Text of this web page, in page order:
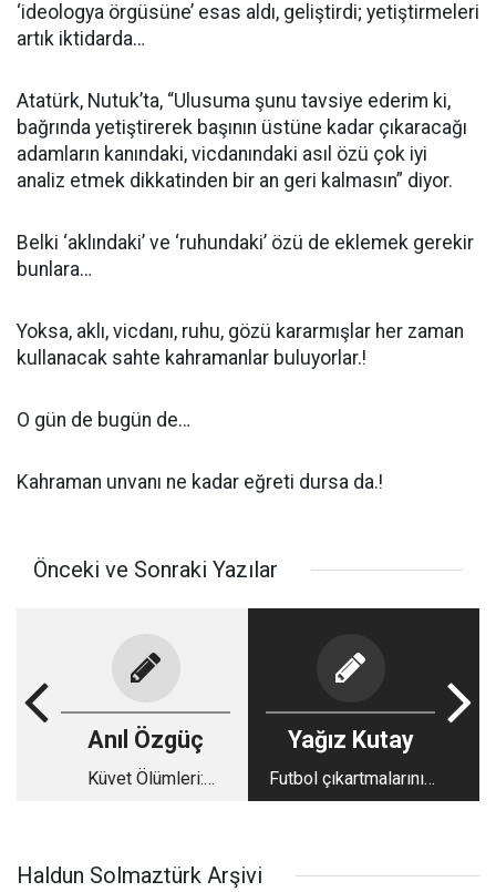
‘ideologya örgüsüne’ esas aldı, geliştirdi; yetiştirmeleri
artık iktidarda…
Atatürk, Nutuk’ta, “Ulusuma şunu tavsiye ederim ki,
bağrında yetiştirerek başının üstüne kadar çıkaracağı
adamların kanındaki, vicdanındaki asıl özü çok iyi
analiz etmek dikkatinden bir an geri kalmasın” diyor.
Belki ‘aklındaki’ ve ‘ruhundaki’ özü de eklemek gerekir
bunlara…
Yoksa, aklı, vicdanı, ruhu, gözü kararmışlar her zaman
kullanacak sahte kahramanlar buluyorlar.!
O gün de bugün de…
Kahraman unvanı ne kadar eğreti dursa da.!
Önceki ve Sonraki Yazılar
Anıl Özgüç
Küvet Ölümleri:
Yağız Kutay
Futbol çıkartmalarının
ekonomi tarihi
Haldun Solmaztürk Arşivi